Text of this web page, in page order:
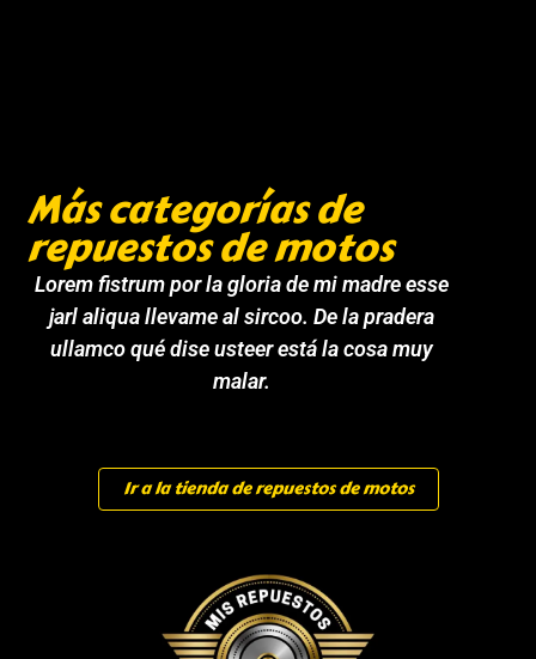
Más categorías de
repuestos de motos
Lorem fistrum por la gloria de mi madre esse
jarl aliqua llevame al sircoo. De la pradera
ullamco qué dise usteer está la cosa muy
malar.
Ir a la tienda de repuestos de motos